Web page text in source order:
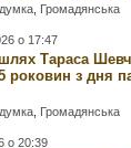
Громадянська
о 17:47
Тараса
роковин з дня
Громадянська
о 20:39